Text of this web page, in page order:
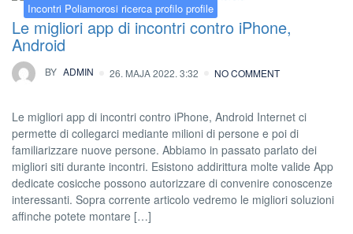
Incontri Poliamorosi ricerca profilo profile
Le migliori app di incontri contro iPhone,
Android
BY ADMIN 26. MAJA 2022. 3:32 NO COMMENT
Le migliori app di incontri contro iPhone, Android Internet ci
permette di collegarci mediante milioni di persone e poi di
familiarizzare nuove persone. Abbiamo in passato parlato dei
migliori siti durante incontri. Esistono addirittura molte valide App
dedicate cosicche possono autorizzare di convenire conoscenze
interessanti. Sopra corrente articolo vedremo le migliori soluzioni
affinche potete montare […]